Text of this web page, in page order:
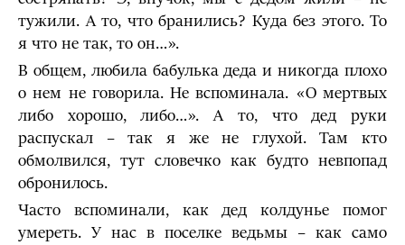
тужили. А то, что бранились? Куда без этого. То
я что не так, то он…».
В общем, любила бабулька деда и никогда плохо
о нем не говорила. Не вспоминала. «О мертвых
либо хорошо, либо…». А то, что дед руки
распускал – так я же не глухой. Там кто
обмолвился, тут словечко как будто невпопад
обронилось.
Часто вспоминали, как дед колдунье помог
умереть. У нас в поселке ведьмы – как само